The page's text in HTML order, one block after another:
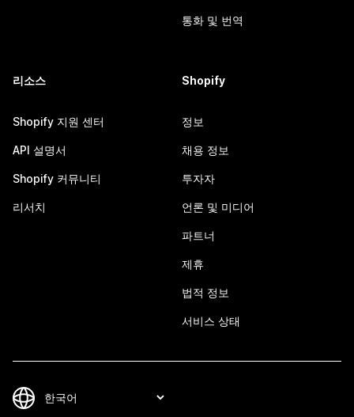
통화 및 번역
리소스
Shopify 지원 센터
API 설명서
Shopify 커뮤니티
리서치
Shopify
정보
채용 정보
투자자
언론 및 미디어
파트너
제휴
법적 정보
서비스 상태